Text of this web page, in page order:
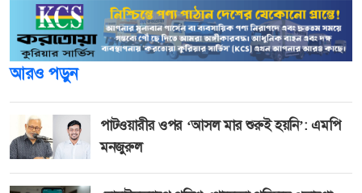
আরও পড়ুন
পাটওয়ারীর ওপর ‘আসল মার শুরুই হয়নি’: এমপি
মনজুরুল